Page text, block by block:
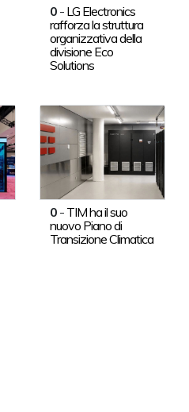
0- LG Electronics
rafforza la struttura
organizzativa della
divisione Eco
Solutions
0- TIM ha il suo
nuovo Piano di
Transizione Climatica